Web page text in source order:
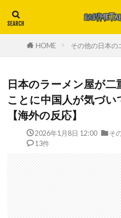
HOME その他の日本の
日本のラーメン屋が二
ことに中国人が気づ
【海外の反応】
2026年1月8日 12:00
そ
13件